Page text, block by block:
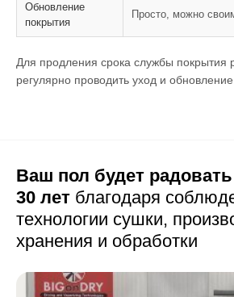
Обновление
покрытия
Просто, можно
Для продления срока службы покрытия
регулярно проводить уход и
Ваш пол будет
30 лет благодаря
технологии сушки,
хранения и обработки